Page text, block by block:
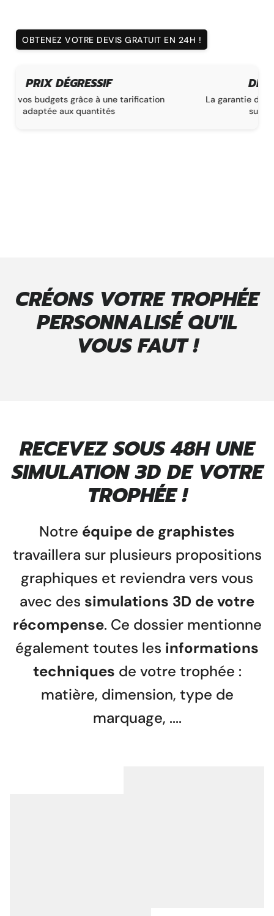
OBTENEZ VOTRE DEVIS GRATUIT EN 24H !
DÉLAI DE FABRICATION
La garantie d’une livraison conforme à vos attentes,
sur un délai de 1 à 16 semaines
CRÉONS VOTRE TROPHÉE
PERSONNALISÉ QU'IL
VOUS FAUT !
RECEVEZ SOUS 48H UNE
SIMULATION 3D DE VOTRE
TROPHÉE !
Notre équipe de graphistes
travaillera sur plusieurs propositions
graphiques et reviendra vers vous
avec des simulations 3D de votre
récompense. Ce dossier mentionne
également toutes les informations
techniques de votre trophée :
matière, dimension, type de
marquage, ....